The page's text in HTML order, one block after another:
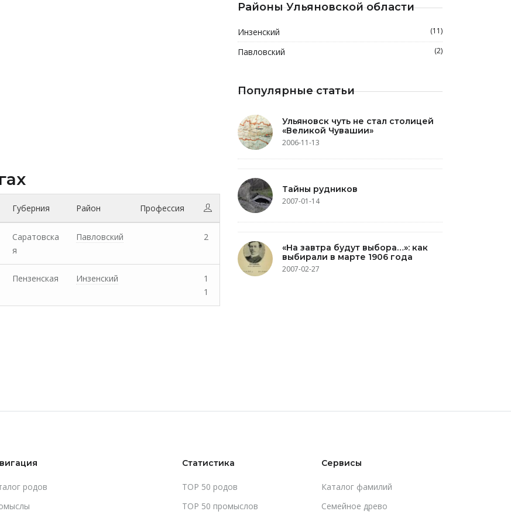
Губерния Район Профессия
Саратовска
я
Павловский 2
Пензенская Инзенский
1
1
Районы Ульяновской области
Инзенский (11)
Павловский (2)
Популярные статьи
Ульяновск чуть не стал столицей
«Великой Чувашии»
2006-11-13
Тайны рудников
2007-01-14
«На завтра будут выбора…»: как
выбирали в марте 1906 года
2007-02-27
родов
Статистика
TOP 50 родов
TOP 50 промыслов
Сервисы
Каталог фамилий
Cемейное древо